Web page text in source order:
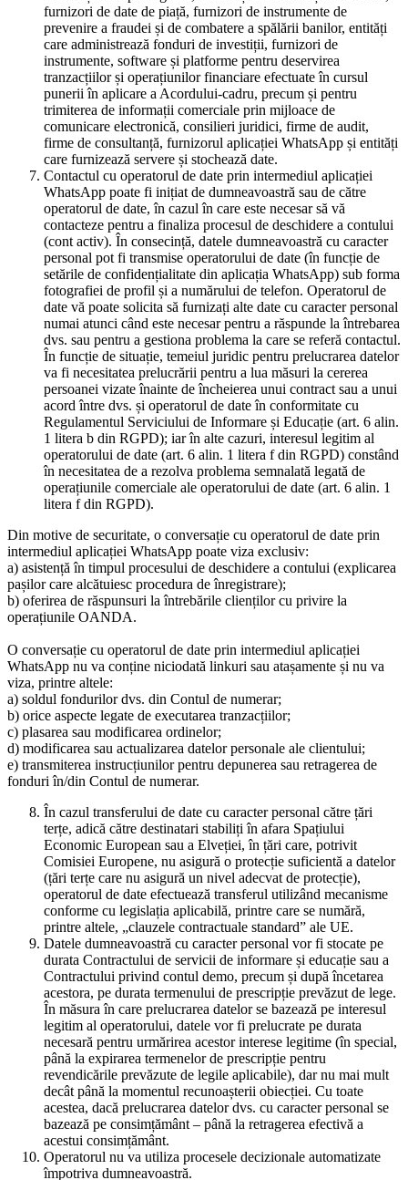
furnizori de date de piață, furnizori de instrumente de
prevenire a fraudei și de combatere a spălării banilor, entități
care administrează fonduri de investiții, furnizori de
instrumente, software și platforme pentru deservirea
tranzacțiilor și operațiunilor financiare efectuate în cursul
punerii în aplicare a Acordului-cadru, precum și pentru
trimiterea de informații comerciale prin mijloace de
comunicare electronică, consilieri juridici, firme de audit,
firme de consultanță, furnizorul aplicației WhatsApp și entități
care furnizează servere și stochează date.
Contactul cu operatorul de date prin intermediul aplicației
WhatsApp poate fi inițiat de dumneavoastră sau de către
operatorul de date, în cazul în care este necesar să vă
contacteze pentru a finaliza procesul de deschidere a contului
(cont activ). În consecință, datele dumneavoastră cu caracter
personal pot fi transmise operatorului de date (în funcție de
setările de confidențialitate din aplicația WhatsApp) sub forma
fotografiei de profil și a numărului de telefon. Operatorul de
date vă poate solicita să furnizați alte date cu caracter personal
numai atunci când este necesar pentru a răspunde la întrebarea
dvs. sau pentru a gestiona problema la care se referă contactul.
În funcție de situație, temeiul juridic pentru prelucrarea datelor
va fi necesitatea prelucrării pentru a lua măsuri la cererea
persoanei vizate înainte de încheierea unui contract sau a unui
acord între dvs. și operatorul de date în conformitate cu
Regulamentul Serviciului de Informare și Educație (art. 6 alin.
1 litera b din RGPD); iar în alte cazuri, interesul legitim al
operatorului de date (art. 6 alin. 1 litera f din RGPD) constând
în necesitatea de a rezolva problema semnalată legată de
operațiunile comerciale ale operatorului de date (art. 6 alin. 1
litera f din RGPD).
Din motive de securitate, o conversație cu operatorul de date prin
intermediul aplicației WhatsApp poate viza exclusiv:
a) asistență în timpul procesului de deschidere a contului (explicarea
pașilor care alcătuiesc procedura de înregistrare);
b) oferirea de răspunsuri la întrebările clienților cu privire la
operațiunile OANDA.
O conversație cu operatorul de date prin intermediul aplicației
WhatsApp nu va conține niciodată linkuri sau atașamente și nu va
viza, printre altele:
a) soldul fondurilor dvs. din Contul de numerar;
b) orice aspecte legate de executarea tranzacțiilor;
c) plasarea sau modificarea ordinelor;
d) modificarea sau actualizarea datelor personale ale clientului;
e) transmiterea instrucțiunilor pentru depunerea sau retragerea de
fonduri în/din Contul de numerar.
În cazul transferului de date cu caracter personal către țări
terțe, adică către destinatari stabiliți în afara Spațiului
Economic European sau a Elveției, în țări care, potrivit
Comisiei Europene, nu asigură o protecție suficientă a datelor
(țări terțe care nu asigură un nivel adecvat de protecție),
operatorul de date efectuează transferul utilizând mecanisme
conforme cu legislația aplicabilă, printre care se numără,
printre altele, „clauzele contractuale standard” ale UE.
Datele dumneavoastră cu caracter personal vor fi stocate pe
durata Contractului de servicii de informare și educație sau a
Contractului privind contul demo, precum și după încetarea
acestora, pe durata termenului de prescripție prevăzut de lege.
În măsura în care prelucrarea datelor se bazează pe interesul
legitim al operatorului, datele vor fi prelucrate pe durata
necesară pentru urmărirea acestor interese legitime (în special,
până la expirarea termenelor de prescripție pentru
revendicările prevăzute de legile aplicabile), dar nu mai mult
decât până la momentul recunoașterii obiecției. Cu toate
acestea, dacă prelucrarea datelor dvs. cu caracter personal se
bazează pe consimțământ – până la retragerea efectivă a
acestui consimțământ.
Operatorul nu va utiliza procesele decizionale automatizate
împotriva dumneavoastră.